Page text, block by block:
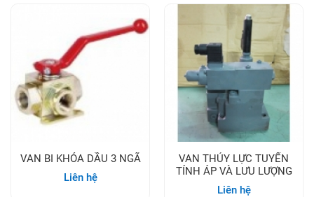
VAN BI KHÓA DẦU 3 NGÃ
Liên hệ
VAN THỦY LỰC TUYẾN
TÍNH ÁP VÀ LƯU LƯỢNG
Liên hệ